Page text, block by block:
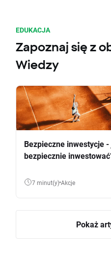
EDUKACJA
Zapoznaj się z
Wiedzy
Bezpieczne inwestycje
bezpiecznie
7 minut(y) Akcje
Pokaż